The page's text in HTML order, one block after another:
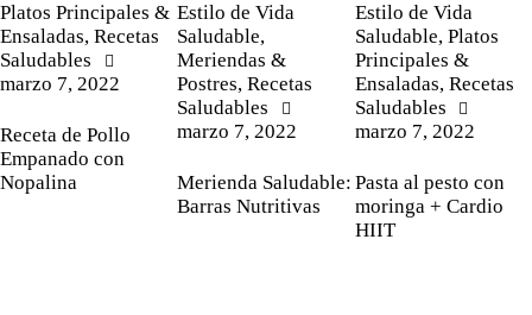
Platos Principales &
Ensaladas, Recetas
Saludables
marzo 7, 2022
Receta de Pollo
Empanado con
Nopalina
Estilo de Vida
Saludable,
Meriendas &
Postres,Recetas
Saludables
marzo 7, 2022
Merienda Saludable:
Barras Nutritivas
Estilo de Vida
Saludable, Platos
Principales &
Ensaladas, Recetas
Saludables
marzo 7, 2022
Pasta al pesto con
moringa + Cardio
HIIT